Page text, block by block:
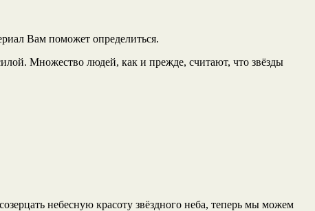
Вам поможет определиться.
Множество людей, как и прежде, считают, что звёзды
небесную красоту звёздного неба, теперь мы можем